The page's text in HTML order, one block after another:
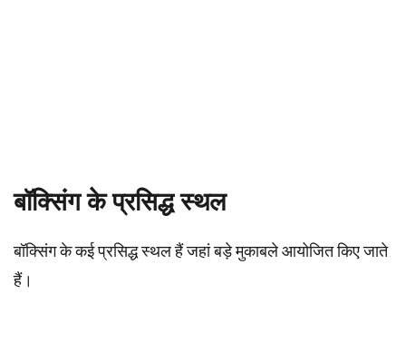
बॉक्सिंग के प्रसिद्ध स्थल
बॉक्सिंग के कई प्रसिद्ध स्थल हैं जहां बड़े मुकाबले आयोजित किए जाते
हैं।